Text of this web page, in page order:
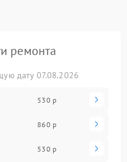
ремонта
дату 07.08.2026
530 р
860 р
530 р